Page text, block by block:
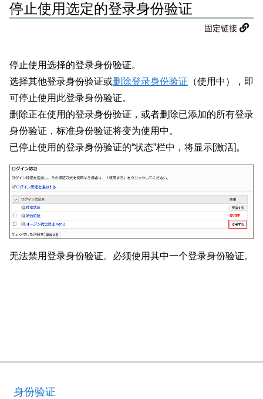
停止使用选定的登录身份验证
固定链接
停止使用选择的登录身份验证。
选择其他登录身份验证或删除登录身份验证 （使用中），即
可停止使用此登录身份验证。
删除正在使用的登录身份验证，或者删除已添加的所有登录
身份验证，标准身份验证将变为使用中。
已停止使用的登录身份验证的“状态”栏中，将显示[激活]。
无法禁用登录身份验证。必须使用其中一个登录身份验证。
身份验证